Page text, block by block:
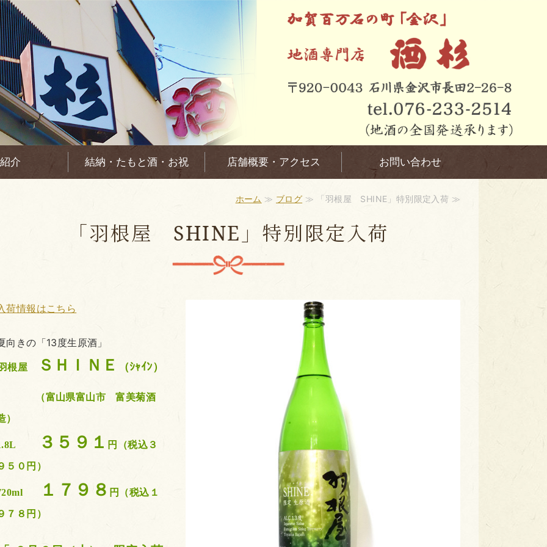
介 結納・たもと酒・お祝 店舗概要・アクセス お問い合わせ
ホーム ≫ ブログ ≫ 「羽根屋 SHINE」特別限定入荷 ≫
「羽根屋 SHINE」特別限定入荷
荷情報はこちら
向きの「13度生原酒」
根屋 ＳＨＩＮＥ （ｼｬｲﾝ）
（富山県富山市 富美菊酒
）
３５９１ 円（税込３
５０円）
１７９８ 円（税込１
７８円）